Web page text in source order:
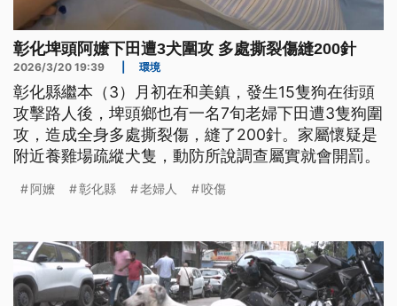
彰化埤頭阿嬤下田遭3犬圍攻 多處撕裂傷縫200針
2026/3/20 19:39 環境
彰化縣繼本（3）月初在和美鎮，發生15隻狗在街頭
攻擊路人後，埤頭鄉也有一名7旬老婦下田遭3隻狗圍
攻，造成全身多處撕裂傷，縫了200針。家屬懷疑是
附近養雞場疏縱犬隻，動防所說調查屬實就會開罰。
阿嬤 彰化縣 老婦人 咬傷